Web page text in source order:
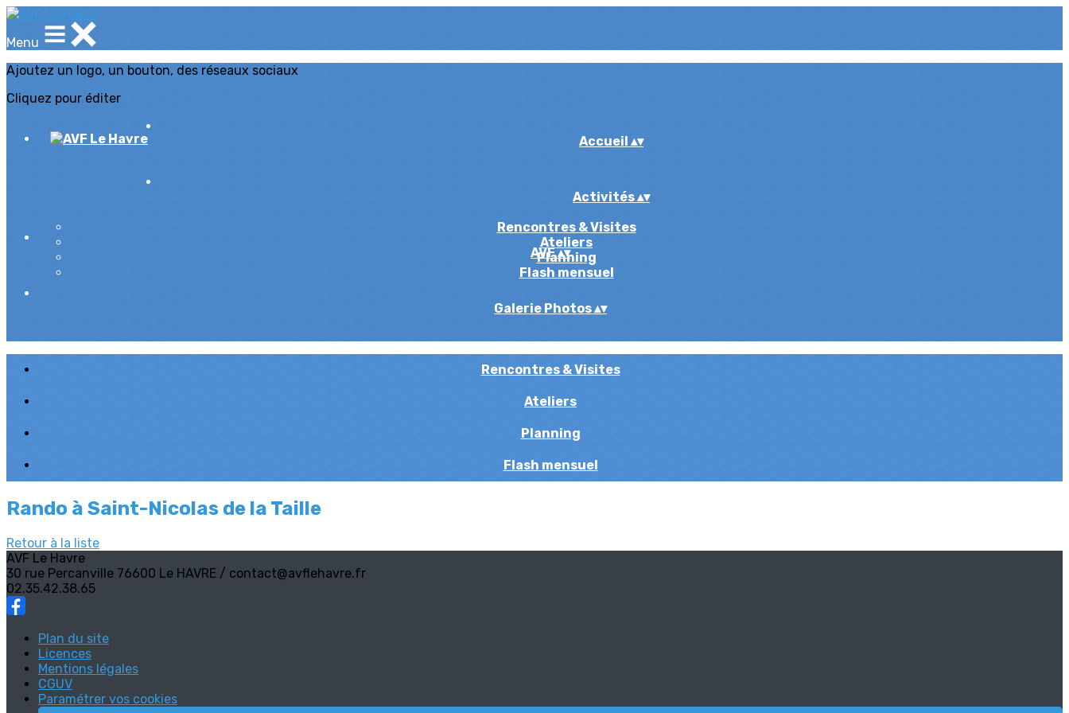
Menu
Ajoutez un logo, un bouton, des réseaux sociaux
Cliquez pour éditer
Accueil ▴▾
Activités▴▾
Rencontres & Visites
Ateliers
Planning
Flash mensuel
AVF▴▾
Galerie Photos▴▾
Rencontres & Visites
Ateliers
Planning
Flash mensuel
Rando à Saint-Nicolas de la Taille
Retour à la liste
AVF Le Havre
30 rue Percanville 76600 Le HAVRE / contact@avflehavre.fr
02.35.42.38.65
Plan du site
Licences
Mentions légales
CGUV
Paramétrer vos cookies